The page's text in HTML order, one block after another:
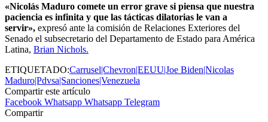
«Nicolás Maduro comete un error grave si piensa que nuestra
paciencia es infinita y que las tácticas dilatorias le van a
servir», expresó ante la comisión de Relaciones Exteriores del
Senado el subsecretario del Departamento de Estado para América
Latina, Brian Nichols.
ETIQUETADO:Carrusel|Chevron|EEUU|Joe Biden|Nicolas
Maduro|Pdvsa|Sanciones|Venezuela
Compartir este artículo
Facebook Whatsapp Whatsapp Telegram
Compartir